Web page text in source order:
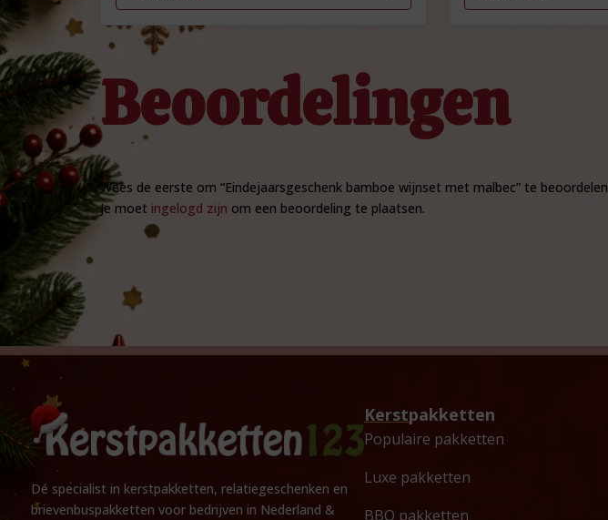
Beoordelingen
Wees de eerste om “Eindejaarsgeschenk bamboe wijnset met malbec” te beoordelen
Je moet ingelogd zijn om een beoordeling te plaatsen.
Dé specialist in kerstpakketten, relatiegeschenken en
brievenbuspakketten voor bedrijven in Nederland &
Kerstpakketten
Populaire pakketten
Luxe pakketten
BBQ pakketten